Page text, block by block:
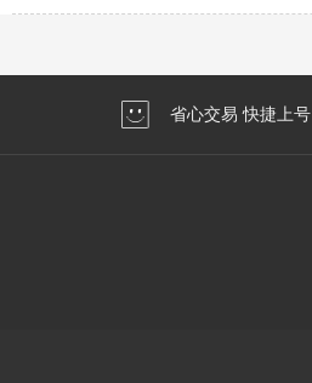
省心交易 快捷上号